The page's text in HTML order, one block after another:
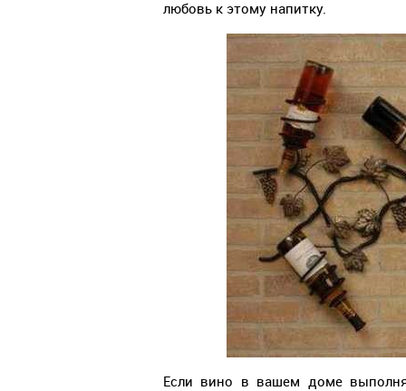
любовь к этому напитку.
Если вино в вашем доме